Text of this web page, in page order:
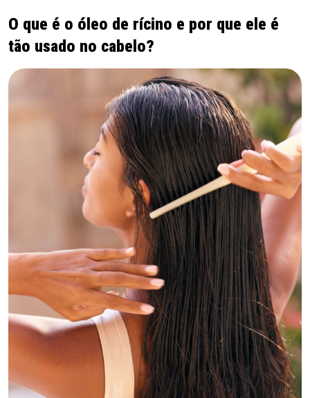
O que é o óleo de rícino e por que ele é
tão usado no cabelo?